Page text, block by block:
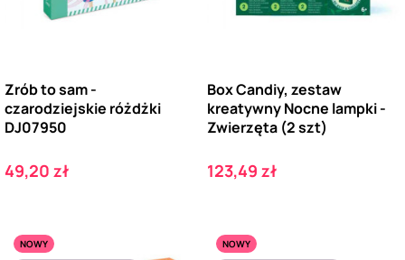
Zrób to sam -
czarodziejskie różdżki
DJ07950
Cena
49,20 zł
Box Candiy, zestaw
kreatywny Nocne lampki -
Zwierzęta (2 szt)
Cena
123,49 zł
NOWY
NOWY